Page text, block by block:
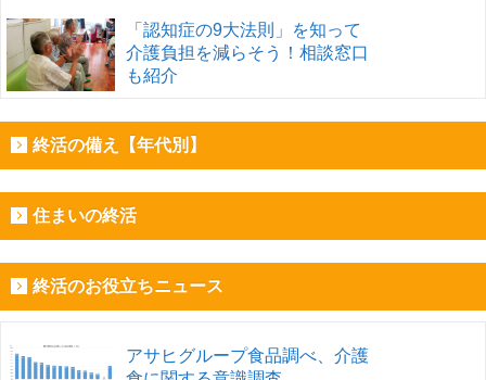
「認知症の9大法則」を知って
介護負担を減らそう！相談窓口
も紹介
終活の備え【年代別】
住まいの終活
終活のお役立ちニュース
アサヒグループ食品調べ、介護